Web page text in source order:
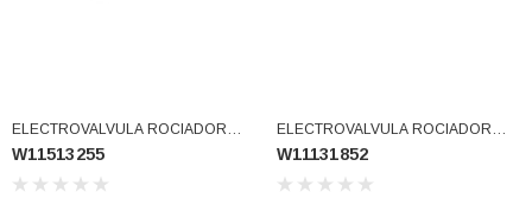
ELECTROVALVULA ROCIADOR
LARGO W11446331 (W11513255)
W11513255
ELECTROVALVULA ROCIADOR
RECTO VMW W10683603
W10144820 W11210461 W11131853
W11131852